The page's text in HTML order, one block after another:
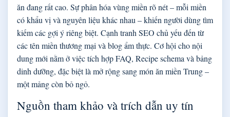
ăn đang rất cao. Sự phân hóa vùng miền rõ nét – mỗi miền
có khẩu vị và nguyên liệu khác nhau – khiến người dùng tìm
kiếm các gợi ý riêng biệt. Cạnh tranh SEO chủ yếu đến từ
các tên miền thương mại và blog ẩm thực. Cơ hội cho nội
dung mới nằm ở việc tích hợp FAQ, Recipe schema và bảng
dinh dưỡng, đặc biệt là mở rộng sang món ăn miền Trung –
một mảng còn bỏ ngỏ.
Nguồn tham khảo và trích dẫn uy tín